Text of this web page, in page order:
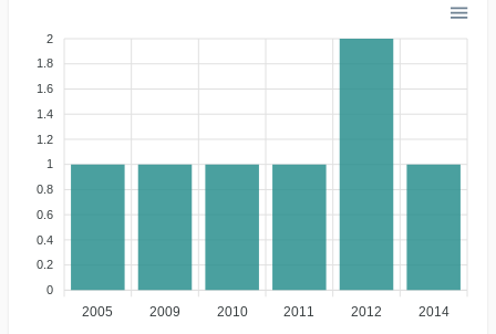
2
1.8
1.6
1.4
1.2
1
0.8
0.6
0.4
0.2
0
2005 2009 2010 2011 2012 2014